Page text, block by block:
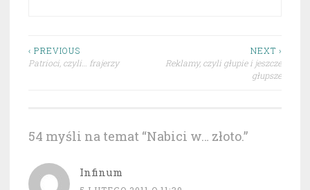
Nawigacja
‹ PREVIOUS
Patrioci, czyli… frajerzy
NEXT ›
Reklamy, czyli głupie i jeszcze
głupsze
54 myśli na temat “Nabici w… złoto.”
Infinum